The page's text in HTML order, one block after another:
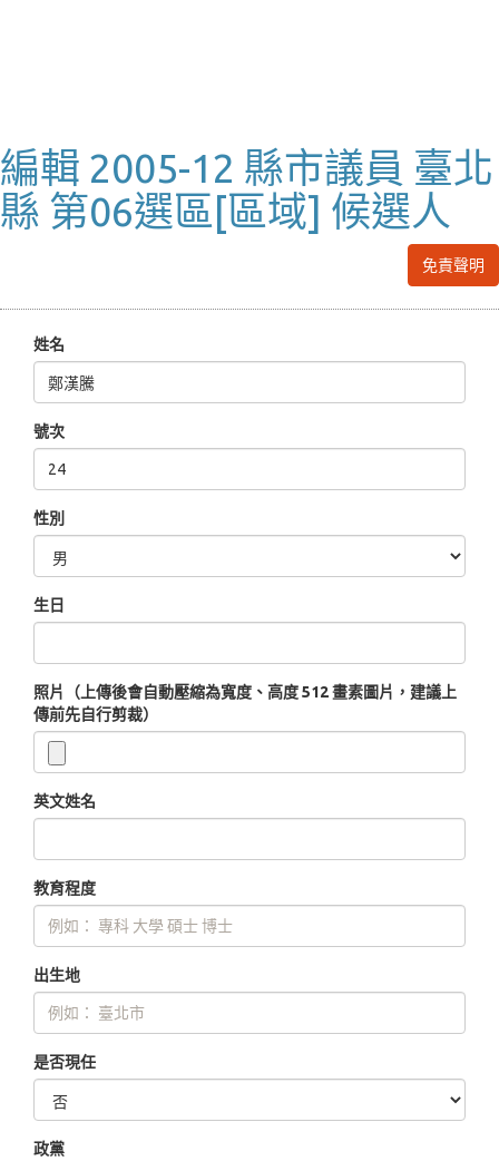
編輯 2005-12 縣市議員 臺北
縣 第06選區[區域] 候選人
免責聲明
姓名
號次
性別
生日
照片（上傳後會自動壓縮為寬度、高度 512 畫素圖片，建議上
傳前先自行剪裁）
英文姓名
教育程度
出生地
是否現任
政黨